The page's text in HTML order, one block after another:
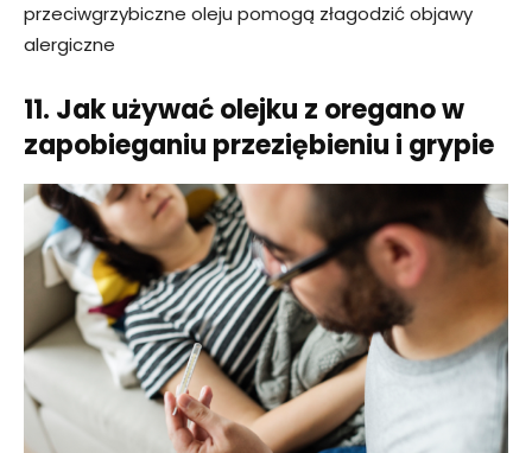
przeciwgrzybiczne oleju pomogą złagodzić objawy
alergiczne
11. Jak używać olejku z oregano w
zapobieganiu przeziębieniu i grypie